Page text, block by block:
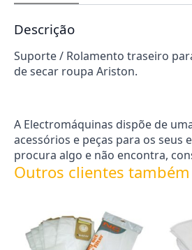
Descrição
Suporte / Rolamento traseiro
de secar roupa Ariston.
A Electromáquinas dispõe de
acessórios e peças para os seus
procura algo e não encontra,
Outros clientes